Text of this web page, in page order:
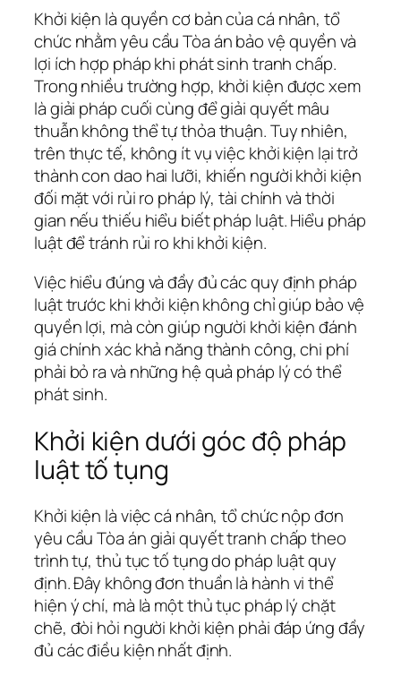
Khởi kiện là quyền cơ bản của cá nhân, tổ
chức nhằm yêu cầu Tòa án bảo vệ quyền và
lợi ích hợp pháp khi phát sinh tranh chấp.
Trong nhiều trường hợp, khởi kiện được xem
là giải pháp cuối cùng để giải quyết mâu
thuẫn không thể tự thỏa thuận. Tuy nhiên,
trên thực tế, không ít vụ việc khởi kiện lại trở
thành con dao hai lưỡi, khiến người khởi kiện
đối mặt với rủi ro pháp lý, tài chính và thời
gian nếu thiếu hiểu biết pháp luật. Hiểu pháp
luật để tránh rủi ro khi khởi kiện.
Việc hiểu đúng và đầy đủ các quy định pháp
luật trước khi khởi kiện không chỉ giúp bảo vệ
quyền lợi, mà còn giúp người khởi kiện đánh
giá chính xác khả năng thành công, chi phí
phải bỏ ra và những hệ quả pháp lý có thể
phát sinh.
Khởi kiện dưới góc độ pháp
luật tố tụng
Khởi kiện là việc cá nhân, tổ chức nộp đơn
yêu cầu Tòa án giải quyết tranh chấp theo
trình tự, thủ tục tố tụng do pháp luật quy
định. Đây không đơn thuần là hành vi thể
hiện ý chí, mà là một thủ tục pháp lý chặt
chẽ, đòi hỏi người khởi kiện phải đáp ứng đầy
đủ các điều kiện nhất định.